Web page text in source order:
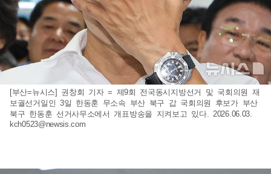
[부산=뉴시스] 권창회 기자 = 제9회 전국동시지방선거 및 국회의원 재
보궐선거일인 3일 한동훈 무소속 부산 북구 갑 국회의원 후보가 부산
북구 한동훈 선거사무소에서 개표방송을 지켜보고 있다. 2026.06.03.
kch0523@newsis.com